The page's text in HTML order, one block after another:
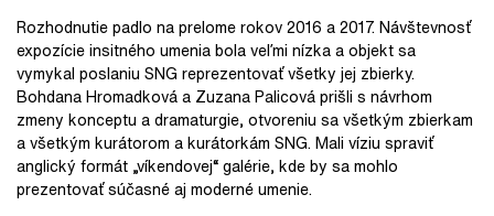
Rozhodnutie padlo na prelome rokov 2016 a 2017. Návštevnosť
expozície insitného umenia bola veľmi nízka a objekt sa
vymykal poslaniu SNG reprezentovať všetky jej zbierky.
Bohdana Hromadková a Zuzana Palicová prišli s návrhom
zmeny konceptu a dramaturgie, otvoreniu sa všetkým zbierkam
a všetkým kurátorom a kurátorkám SNG. Mali víziu spraviť
anglický formát „víkendovej“ galérie, kde by sa mohlo
prezentovať súčasné aj moderné umenie.